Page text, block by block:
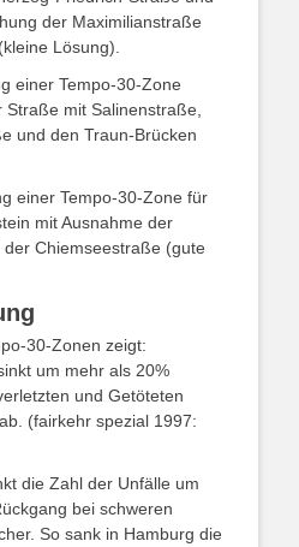
der Maximilianstraße
Lösung).
einer Tempo-30-Zone
mit Salinenstraße,
und den Traun-Brücken
einer Tempo-30-Zone für
mit Ausnahme der
Chiemseestraße (gute
30-Zonen zeigt:
um mehr als 20%
und Getöteten
(fairkehr spezial 1997:
die Zahl der Unfälle um
bei schweren
So sank in Hamburg die